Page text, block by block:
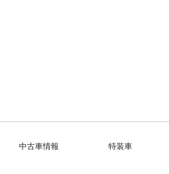
中古車情報 特装車